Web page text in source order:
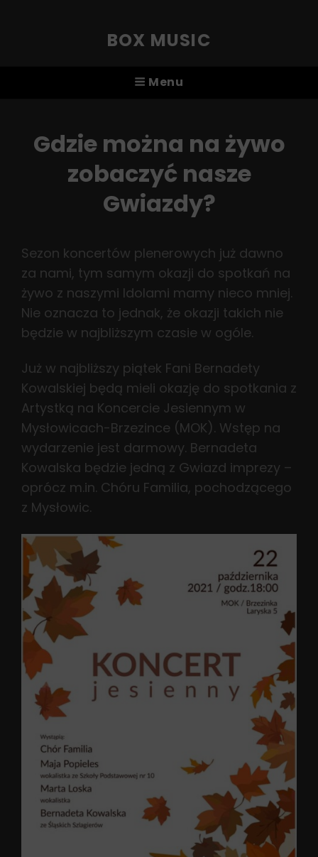
BOX MUSIC
Menu
Gdzie można na żywo
zobaczyć nasze
Gwiazdy?
Sezon koncertów plenerowych już dawno
za nami, tym samym okazji do spotkań na
żywo z naszymi Idolami mamy nieco mniej.
Nie oznacza to jednak, że okazji takich nie
będzie w najbliższym czasie w ogóle.
Już w najbliższy piątek Fani Bernadety
Kowalskiej będą mieli okazję do spotkania z
Artystką na Koncercie Jesiennym w
Mysłowicach-Brzezince (MOK). Wstęp na
wydarzenie jest darmowy. Bernadeta
Kowalska będzie jedną z Gwiazd imprezy –
oprócz m.in. Chóru Familia, pochodzącego
z Mysłowic.